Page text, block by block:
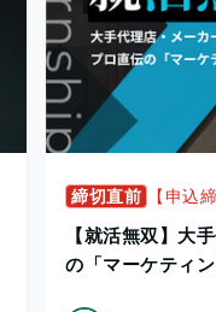
締切直前 【申込
【就活無双】大
の「マーケティ